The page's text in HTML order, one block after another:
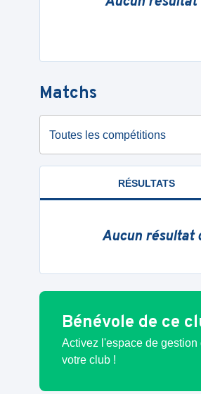
Matchs
Toutes les compétitions
RÉSULTATS
Aucun résultat
Bénévole de ce
Activez l'espace de gestion
votre club !